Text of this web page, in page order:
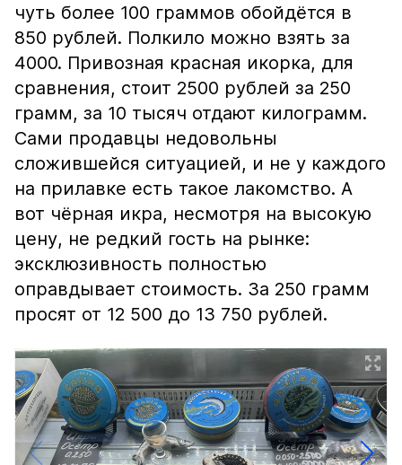
чуть более 100 граммов обойдётся в
850 рублей. Полкило можно взять за
4000. Привозная красная икорка, для
сравнения, стоит 2500 рублей за 250
грамм, за 10 тысяч отдают килограмм.
Сами продавцы недовольны
сложившейся ситуацией, и не у каждого
на прилавке есть такое лакомство. А
вот чёрная икра, несмотря на высокую
цену, не редкий гость на рынке:
эксклюзивность полностью
оправдывает стоимость. За 250 грамм
просят от 12 500 до 13 750 рублей.